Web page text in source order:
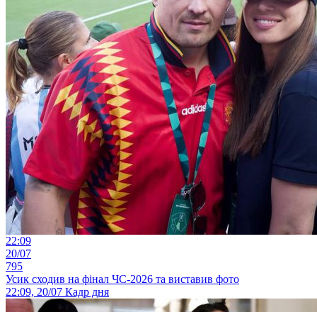
22:09
20/07
795
Усик сходив на фінал ЧС-2026 та виставив фото
22:09, 20/07 Кадр дня